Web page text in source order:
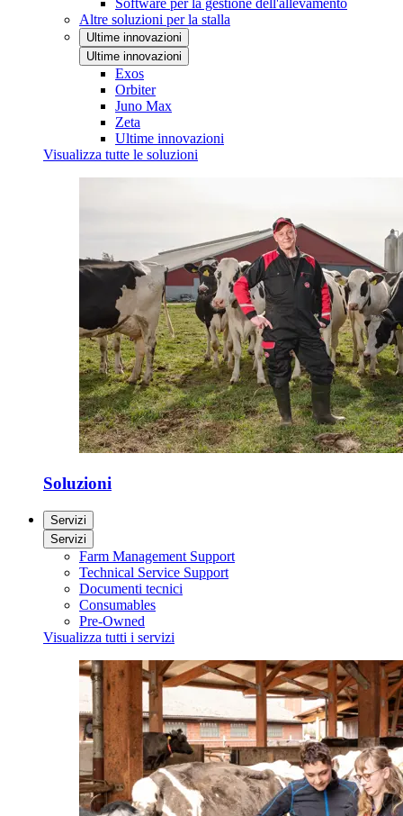
Software per la gestione dell'allevamento
Altre soluzioni per la stalla
Ultime innovazioni
Ultime innovazioni
Exos
Orbiter
Juno Max
Zeta
Ultime innovazioni
Visualizza tutte le soluzioni
Soluzioni
Servizi
Servizi
Farm Management Support
Technical Service Support
Documenti tecnici
Consumables
Pre-Owned
Visualizza tutti i servizi